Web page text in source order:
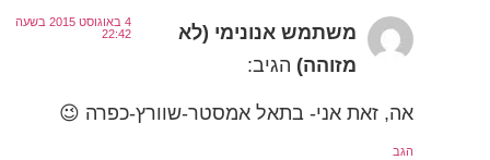
משתמש אנונימי (לא
מזוהה) הגיב:
4 באוגוסט 2015 בשעה
22:42
אה, זאת אני- בתאל אמסטר-שוורץ-כפרה 😉
הגב